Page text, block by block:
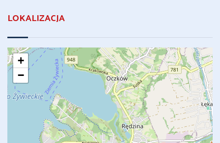
LOKALIZACJA
+
−